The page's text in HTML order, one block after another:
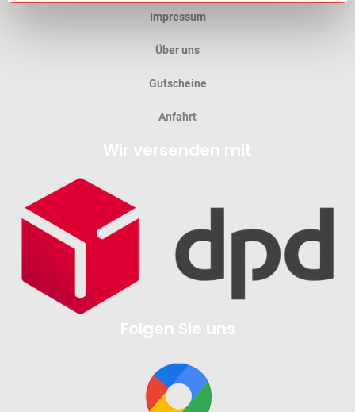
Impressum
Über uns
Gutscheine
Anfahrt